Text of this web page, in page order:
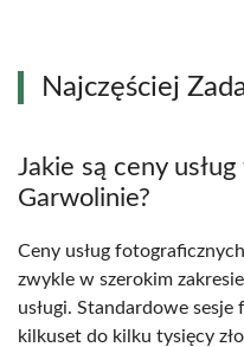
Najczęściej
Jakie są ceny
Garwolinie?
Ceny usług
zwykle w szerokim
usługi. Standardowe
kilkuset do kilku tysięcy